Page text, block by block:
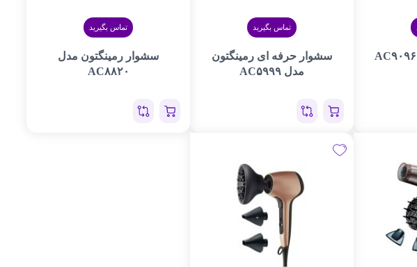
تماس بگیرید
سشوار حرفه ای رمینگتون
مدل AC۵۹۹۹
تماس بگیرید
سشوار رمینگتون مدل
AC۸۸۲۰